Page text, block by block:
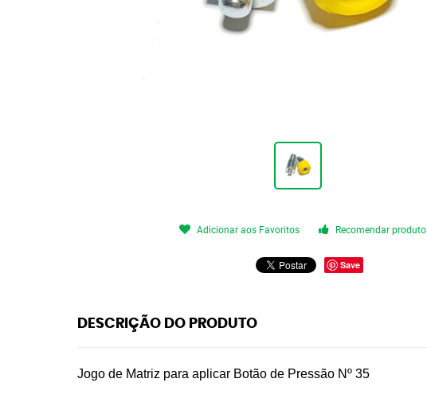
Adicionar aos Favoritos Recomendar produto
Save
DESCRIÇÃO DO PRODUTO
Jogo de Matriz para aplicar Botão de Pressão Nº 35